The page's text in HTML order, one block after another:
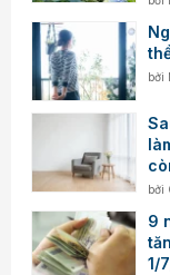
bởi
bởi
9
1/